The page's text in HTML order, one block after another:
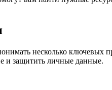
несколько
и защитить личные данные.